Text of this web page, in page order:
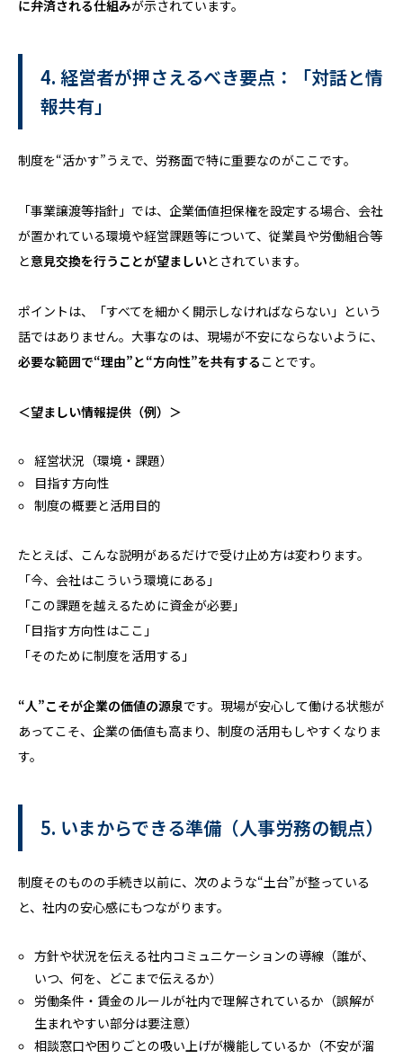
に弁済される仕組みが示されています。
4. 経営者が押さえるべき要点：「対話と情
報共有」
制度を“活かす”うえで、労務面で特に重要なのがここです。
「事業譲渡等指針」では、企業価値担保権を設定する場合、会社
が置かれている環境や経営課題等について、従業員や労働組合等
と意見交換を行うことが望ましいとされています。
ポイントは、「すべてを細かく開示しなければならない」という
話ではありません。大事なのは、現場が不安にならないように、
必要な範囲で“理由”と“方向性”を共有する ことです。
＜望ましい情報提供（例）＞
経営状況（環境・課題）
目指す方向性
制度の概要と活用目的
たとえば、こんな説明があるだけで受け止め方は変わります。
「今、会社はこういう環境にある」
「この課題を越えるために資金が必要」
「目指す方向性はここ」
「そのために制度を活用する」
“人”こそが企業の価値の源泉です。現場が安心して働ける状態が
あってこそ、企業の価値も高まり、制度の活用もしやすくなりま
す。
5. いまからできる準備（人事労務の観点）
制度そのものの手続き以前に、次のような“土台”が整っている
と、社内の安心感にもつながります。
方針や状況を伝える社内コミュニケーションの導線（誰が、
いつ、何を、どこまで伝えるか）
労働条件・賃金のルールが社内で理解されているか（誤解が
生まれやすい部分は要注意）
相談窓口や困りごとの吸い上げが機能しているか（不安が溜